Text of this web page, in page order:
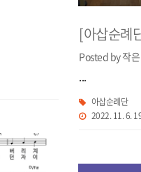
[아삽순례
Posted by 작
...
아삽순례단
2022. 11. 6.